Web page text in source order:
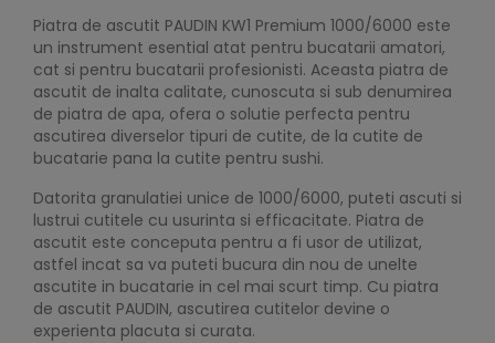
Piatra de ascutit PAUDIN KW1 Premium 1000/6000 este
un instrument esential atat pentru bucatarii amatori,
cat si pentru bucatarii profesionisti. Aceasta piatra de
ascutit de inalta calitate, cunoscuta si sub denumirea
de piatra de apa, ofera o solutie perfecta pentru
ascutirea diverselor tipuri de cutite, de la cutite de
bucatarie pana la cutite pentru sushi.
Datorita granulatiei unice de 1000/6000, puteti ascuti si
lustrui cutitele cu usurinta si efficacitate. Piatra de
ascutit este conceputa pentru a fi usor de utilizat,
astfel incat sa va puteti bucura din nou de unelte
ascutite in bucatarie in cel mai scurt timp. Cu piatra
de ascutit PAUDIN, ascutirea cutitelor devine o
experienta placuta si curata.